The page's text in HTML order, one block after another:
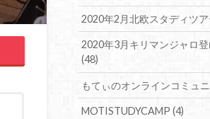
2020年2月北欧スタディツ
2020年3月キリマンジャロ
(48)
もてぃのオンラインコミュ
MOTISTUDYCAMP(4)